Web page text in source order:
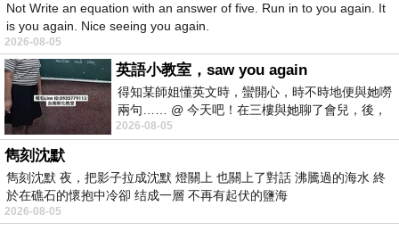
Not Write an equation with an answer of five. Run in to you again. It
is you again. Nice seeing you again.
2026-08-05
英語小教室，saw you again
得知某師姐懂英文時，蠻開心，時不時地便與她嘮
兩句…… @ 今天吧！在三樓與她聊了會兒，後，
下二樓居然又撞到她，於是
2026-08-05
雋刻沈默
雋刻沈默 夜，把影子拉成沈默 燈關上 也關上了對話 沸騰過的海水 終
於在礁石的懷抱中冷卻 结成一層 不再有起伏的鹽海
2026-08-05